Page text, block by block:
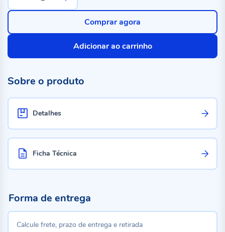
Adicionar ao carrinho
Comprar agora
Sobre o produto
Detalhes
Ficha Técnica
Forma de entrega
Calcule frete, prazo de entrega e retirada